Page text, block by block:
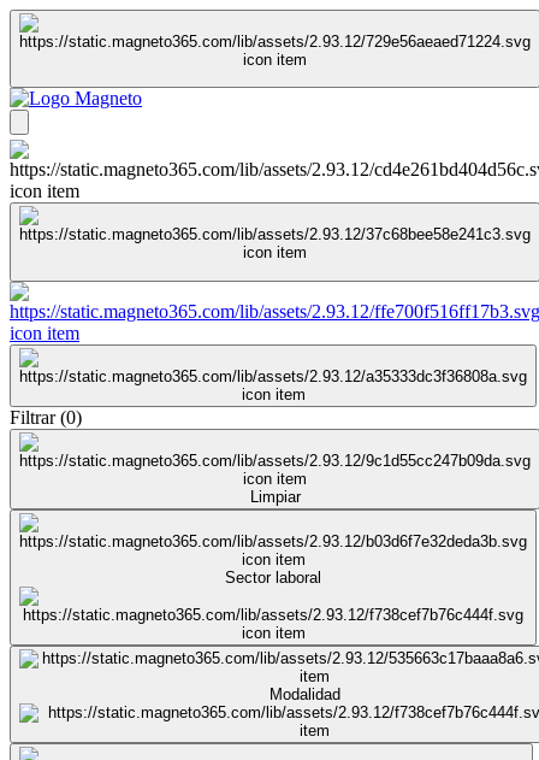
Filtrar(0)
Limpiar
Sector laboral
Modalidad